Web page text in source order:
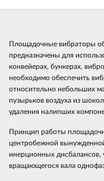
Площадочные вибраторы
предназначены для
конвейерах, бункерах,
необходимо обеспечить
относительно небольших
пузырьков воздуха из
удаления налипших
Принцип работы
центробежной
инерционных дисбалансов,
вращающегося вала